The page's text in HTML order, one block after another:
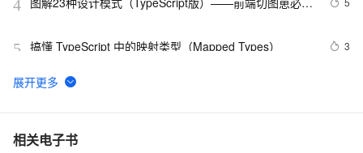
4
5 搞懂 TypeScript 中的映射类型（Mapped Types） 3
6
使用React、TypeScript和Ant Design构建现代化前端应
7 在Vue3.0+ts中如何使用h函数
相关电子书